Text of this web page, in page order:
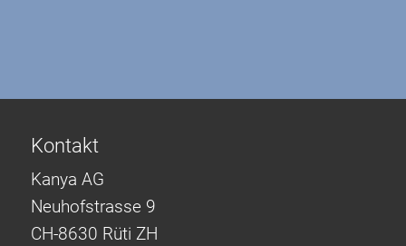
Kontakt
Kanya AG
Neuhofstrasse 9
CH-8630 Rüti ZH